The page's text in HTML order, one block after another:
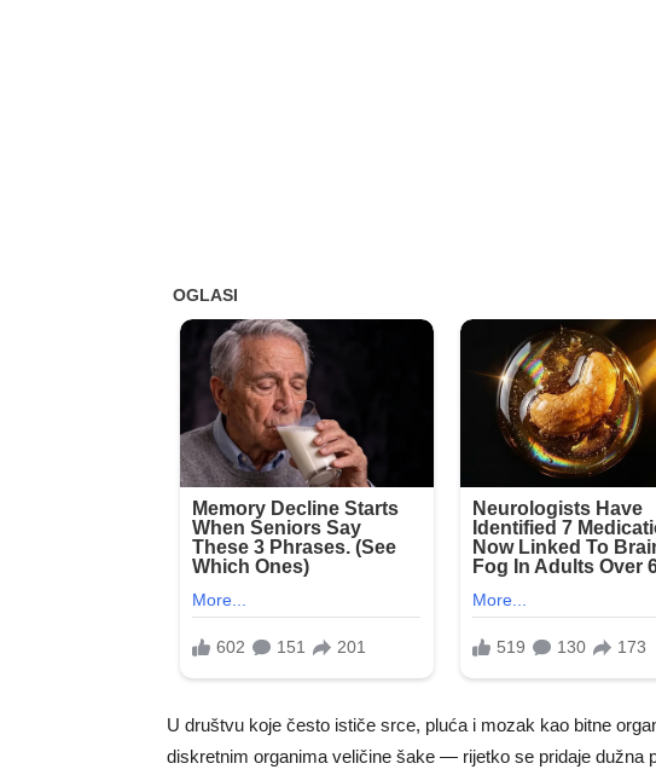
U društvu koje često ističe srce, pluća i mozak kao bitne
diskretnim organima veličine šake — rijetko se pridaje dužna